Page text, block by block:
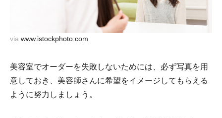
via www.istockphoto.com
美容室でオーダーを失敗しないためには、必ず写真を用
意しておき、美容師さんに希望をイメージしてもらえる
ように努力しましょう。